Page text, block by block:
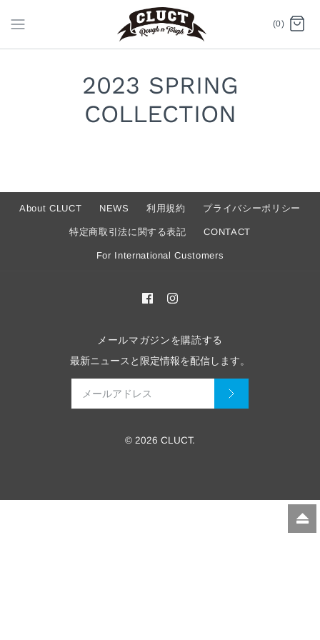
(0)
2023 SPRING
COLLECTION
About CLUCT NEWS 利用規約 プライバシーポリシー
特定商取引法に関する表記 CONTACT
For International Customers
メールマガジンを購読する
最新ニュースと限定情報を配信します。
© 2026 CLUCT.